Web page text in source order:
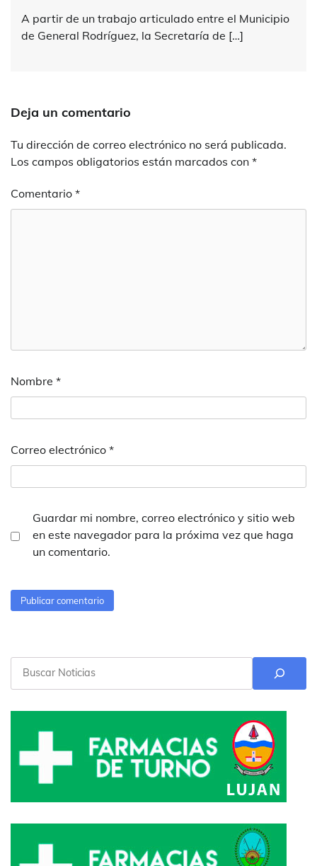
A partir de un trabajo articulado entre el Municipio
de General Rodríguez, la Secretaría de […]
Deja un comentario
Tu dirección de correo electrónico no será publicada.
Los campos obligatorios están marcados con *
Comentario *
Nombre *
Correo electrónico *
Guardar mi nombre, correo electrónico y sitio web
en este navegador para la próxima vez que haga
un comentario.